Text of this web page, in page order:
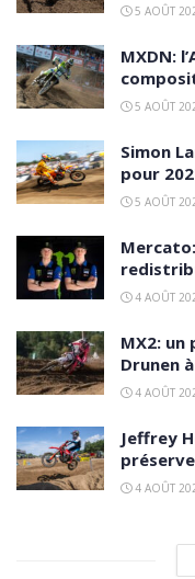
5 AOÛT
MXDN:
5 AOÛT
Simon
pour
5 AOÛT
4 AOÛT
MX2:
Drunen
4 AOÛT
Jeffrey
4 AOÛT